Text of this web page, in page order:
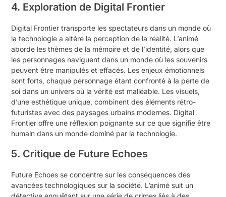
4. Exploration de Digital Frontier
Digital Frontier transporte les spectateurs dans un monde où
la technologie a altéré la perception de la réalité. L’animé
aborde les thèmes de la mémoire et de l’identité, alors que
les personnages naviguent dans un monde où les souvenirs
peuvent être manipulés et effacés. Les enjeux émotionnels
sont forts, chaque personnage étant confronté à la perte de
soi dans un univers où la vérité est malléable. Les visuels,
d’une esthétique unique, combinent des éléments rétro-
futuristes avec des paysages urbains modernes. Digital
Frontier offre une réflexion poignante sur ce que signifie être
humain dans un monde dominé par la technologie.
5. Critique de Future Echoes
Future Echoes se concentre sur les conséquences des
avancées technologiques sur la société. L’animé suit un